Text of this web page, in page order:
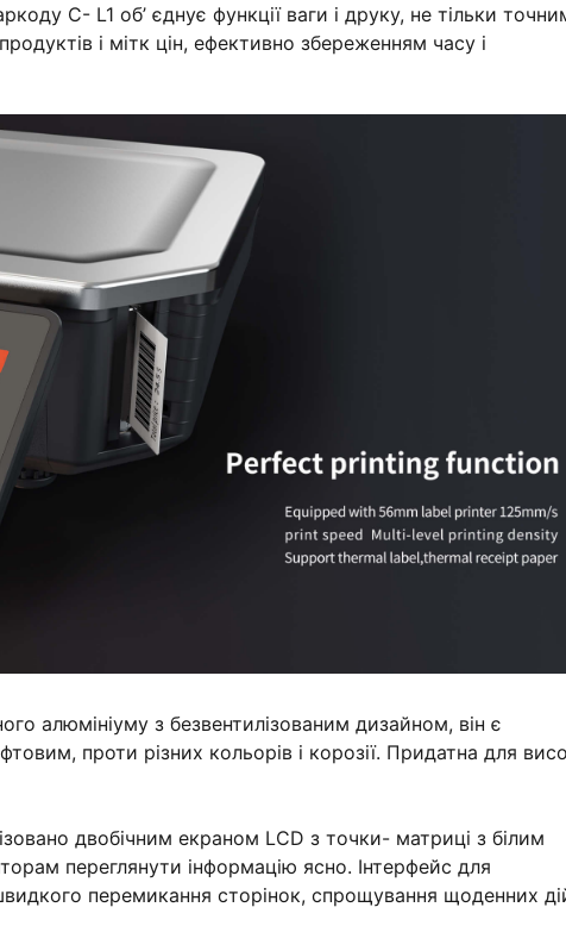
C- L1 об’ єднує функції ваги і друку, не тільки
і мітк цін, ефективно збереженням часу і
алюмініуму з безвентилізованим дизайном, він є
проти різних кольорів і корозії. Придатна для
двобічним екраном LCD з точки- матриці з білим
переглянути інформацію ясно. Інтерфейс для
перемикання сторінок, спрощування щоденних